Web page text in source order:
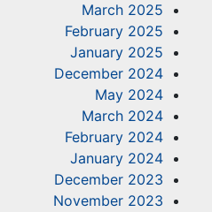
March 2025
February 2025
January 2025
December 2024
May 2024
March 2024
February 2024
January 2024
December 2023
November 2023